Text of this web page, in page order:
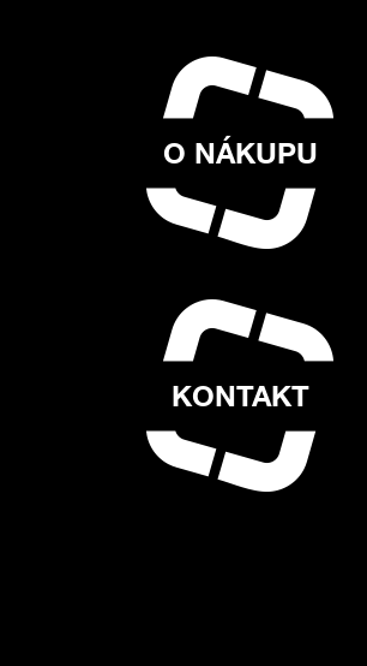
O NÁKUPU
KONTAKT